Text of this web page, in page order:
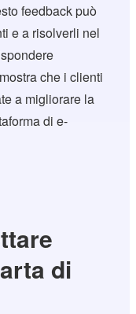
feedback può
e a risolverli nel
che i clienti
a migliorare la
di e-
di